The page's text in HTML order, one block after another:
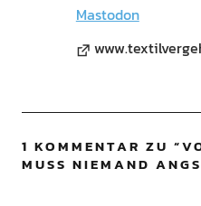
Mastodon
1 KOMMENTAR ZU “
MUSS NIEMAND